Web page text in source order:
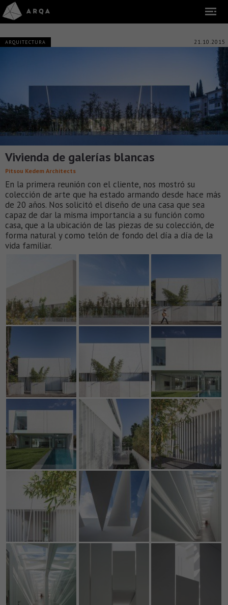
ARQUITECTURA 21.10.2015
Vivienda de galerías blancas
Pitsou Kedem Architects
En la primera reunión con el cliente, nos mostró su
colección de arte que ha estado armando desde hace más
de 20 años. Nos solicitó el diseño de una casa que sea
capaz de dar la misma importancia a su función como
casa, que a la ubicación de las piezas de su colección, de
forma natural y como telón de fondo del día a día de la
vida familiar.